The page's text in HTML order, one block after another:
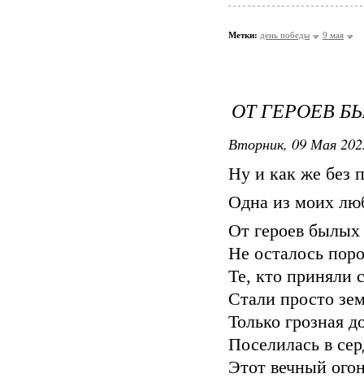
Метки: день победы 9 мая
ОТ ГЕРОЕВ
Вторник, 09 Мая
Ну и как же без
Одна из моих
От героев былых
Не осталось
Те, кто приняли
Стали просто
Только грозная
Поселилась в
Этот вечный